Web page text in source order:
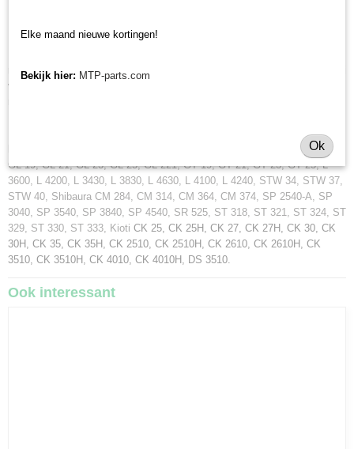
minitrekker onderdelen!
minitractoren, miditractoren, compacttractoren en aanbouwwerktuigen. Wij
verkopen deze onderdelen met als specialisme de Japanse
Minitractorparts.nl heeft een groot assortiment onderdelen, waaronder dit
hydrauliek oliefilter voor uw Yanmar AF 15, AF 16, AF 17, AF 18, Kubota
GL 19, GL 21, GL 23, GL 25, GL 221, GT 19, GT 21, GT 23, GT 25, L
3600, L 4200, L 3430, L 3830, L 4630, L 4100, L 4240, STW 34, STW 37,
STW 40, Shibaura CM 284, CM 314, CM 364, CM 374, SP 2540-A, SP
3040, SP 3540, SP 3840, SP 4540, SR 525, ST 318, ST 321, ST 324, ST
329, ST 330, ST 333, Kioti CK 25, CK 25H, CK 27, CK 27H, CK 30, CK
30H, CK 35, CK 35H, CK 2510, CK 2510H, CK 2610, CK 2610H, CK
3510, CK 3510H, CK 4010, CK 4010H, DS 3510.
Ook interessant
Elke maand nieuwe kortingen!
Bekijk hier: MTP-parts.com
Ok